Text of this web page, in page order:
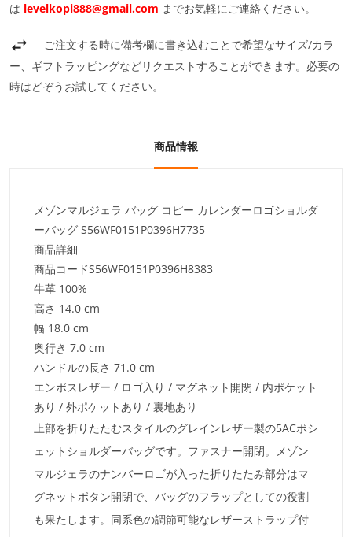
は levelkopi888@gmail.com までお気軽にご連絡ください。
ご注文する時に備考欄に書き込むことで希望なサイズ/カラ
ー、ギフトラッピングなどリクエストすることができます。必要の
時はどぞうお試してください。
商品情報
メゾンマルジェラ バッグ コピー カレンダーロゴショルダ
ーバッグ S56WF0151P0396H7735
商品詳細
商品コードS56WF0151P0396H8383
牛革 100%
高さ 14.0 cm
幅 18.0 cm
奥行き 7.0 cm
ハンドルの長さ 71.0 cm
エンボスレザー / ロゴ入り / マグネット開閉 / 内ポケット
あり / 外ポケットあり / 裏地あり
上部を折りたたむスタイルのグレインレザー製の5ACポシ
ェットショルダーバッグです。ファスナー開閉。 メゾン
マルジェラのナンバーロゴが入った折りたたみ部分はマ
グネットボタン開閉で、バッグのフラップとしての役割
も果たします。同系色の調節可能なレザーストラップ付